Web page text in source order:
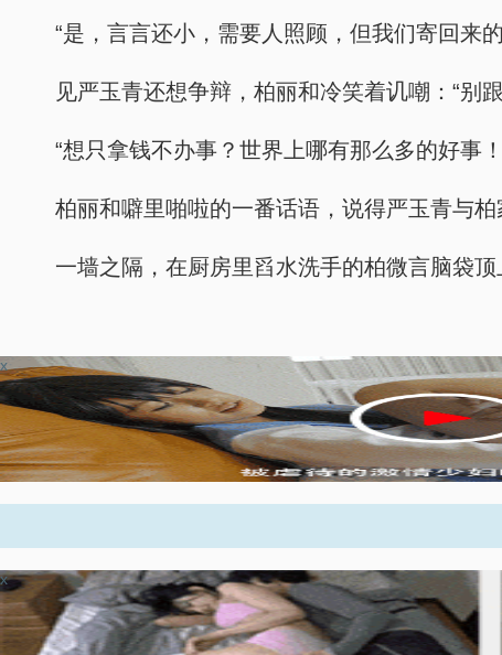
“是，言言还小，需要人照顾，但我们寄回来
见严玉青还想争辩，柏丽和冷笑着讥嘲：“别
“想只拿钱不办事？世界上哪有那么多的好事
柏丽和噼里啪啦的一番话语，说得严玉青与
一墙之隔，在厨房里舀水洗手的柏微言脑袋
x
x